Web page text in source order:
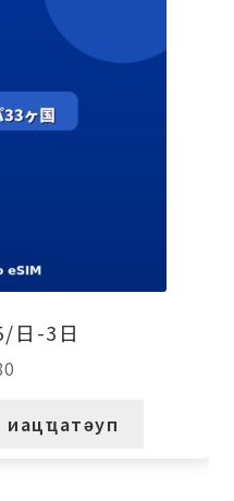
日-3日
иацҵатәуп